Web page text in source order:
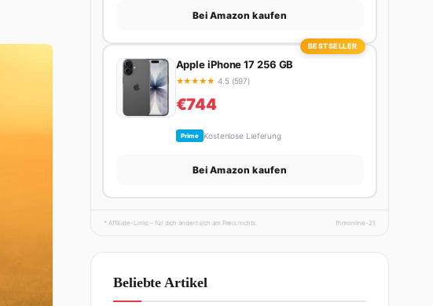
Bei Amazon kaufen
BESTSELLER
Apple iPhone 17 256 GB
★★★★★ 4.5 (597)
€744
Prime Kostenlose Lieferung
Bei Amazon kaufen
* Affiliate-Links – für dich ändert sich am Preis nichts. fhmonline-21
Beliebte Artikel